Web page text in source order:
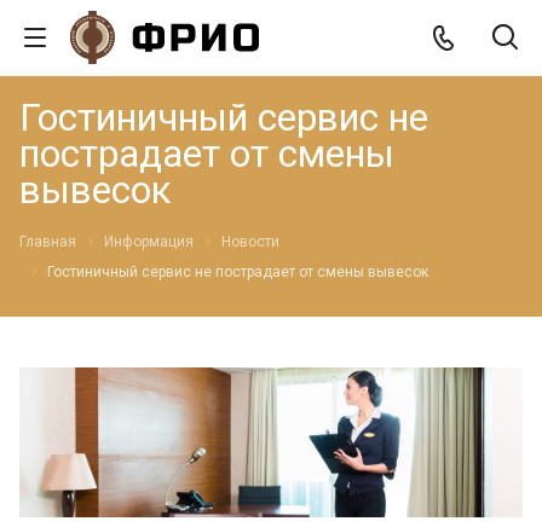
Гостиничный сервис не
пострадает от смены
вывесок
Главная Информация
Новости
Гостиничный сервис не пострадает от смены вывесок